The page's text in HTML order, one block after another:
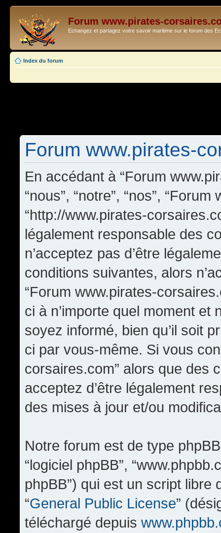
Forum www.pirates-
Echangez et partagez votre savoir maritime sur le forum des
Index du forum
Forum www.pirates-
En accédant à “Forum
“nous”, “notre”, “nos”,
“http://www.pirates-
légalement responsable des
n’acceptez pas d’être
conditions suivantes, alors
“Forum www.pirates-
ci à n’importe quel moment
soyez informé, bien qu’il soit
ci par vous-même. Si vous
corsaires.com” alors que des
acceptez d’être légalement
des mises à jour et/ou
Notre forum est de type phpBB
“logiciel phpBB”,
phpBB”) qui est un script
“General Public License”
téléchargé depuis